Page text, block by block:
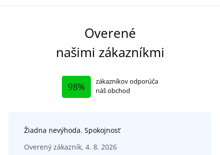
Overené
našimi zákazníkmi
98%
zákazníkov odporúča
náš obchod
Žiadna nevýhoda. Spokojnosť
Overený zákazník, 4. 8. 2026